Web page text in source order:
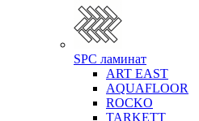
SPC ламинат
ART EAST
AQUAFLOOR
ROCKO
TARKETT